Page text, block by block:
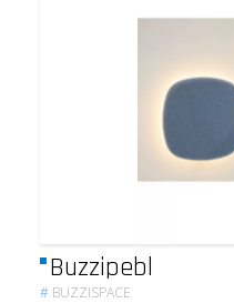
Buzzipebl
# BUZZISPACE